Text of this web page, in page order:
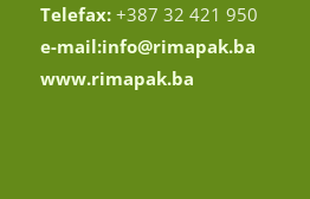
Telefax: +387 32 421 950
e-mail:info@rimapak.ba
www.rimapak.ba